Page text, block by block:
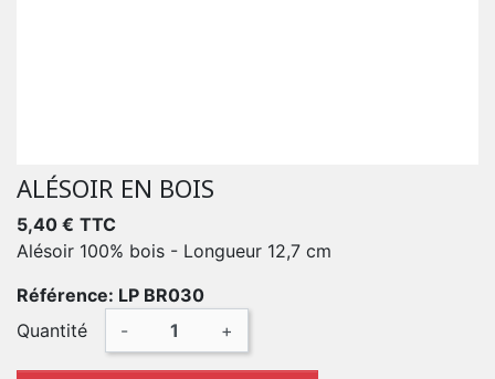
ALÉSOIR EN BOIS
5,40 € TTC
Alésoir 100% bois - Longueur 12,7 cm
Référence: LP BR030
Quantité
- +